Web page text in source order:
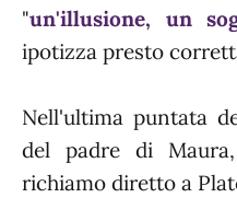
"un'illusione, un
ipotizza presto
Nell'ultima puntata
del padre di
richiamo diretto a